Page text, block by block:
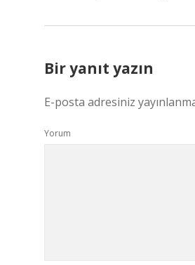
Bir yanıt yazın
E-posta adresiniz
Yorum